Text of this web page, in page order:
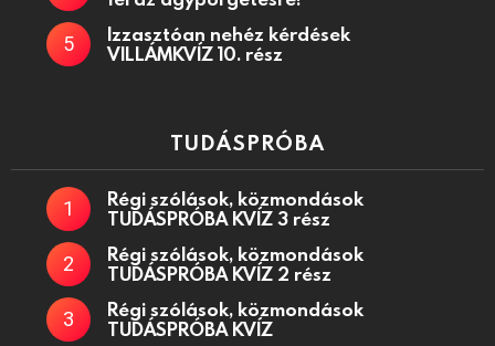
Izzasztóan nehéz kérdések
VILLÁMKVÍZ 10. rész
TUDÁSPRÓBA
Régi szólások, közmondások
TUDÁSPRÓBA KVÍZ 3 rész
Régi szólások, közmondások
TUDÁSPRÓBA KVÍZ 2 rész
Régi szólások, közmondások
TUDÁSPRÓBA KVÍZ